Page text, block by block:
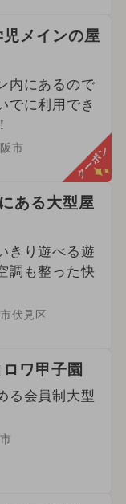
メインの屋
内にあるので
でに利用でき
市 クーポン
ある大型屋
きり遊べる遊
調も整った快
伏見区
ワ甲子園
る会員制大型